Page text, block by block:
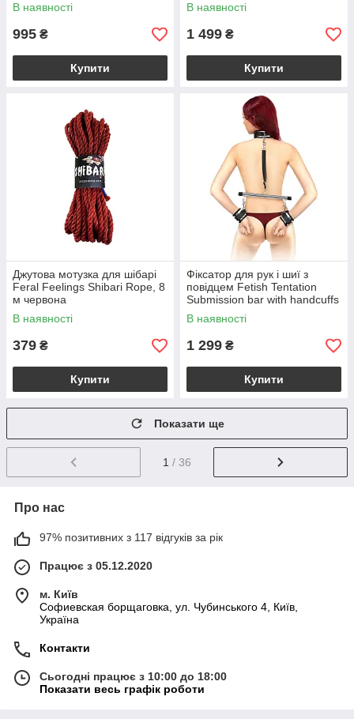
В наявності
995 ₴
Купити
В наявності
1 499 ₴
Купити
Джутова мотузка для шібарі
Feral Feelings Shibari Rope, 8
м червона
В наявності
379 ₴
Купити
Фіксатор для рук і шиї з
повідцем Fetish Tentation
Submission bar with handcuffs
and collar
В наявності
1 299 ₴
Купити
Показати ще
1 / 36
Про нас
97% позитивних з 117 відгуків за рік
Працює з 05.12.2020
м. Київ
Софиевская борщаговка, ул. Чубинського 4, Київ,
Україна
Контакти
Сьогодні працює з 10:00 до 18:00
Показати весь графік роботи